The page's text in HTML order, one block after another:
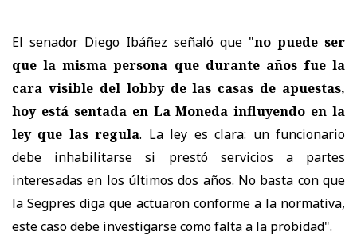
El senador Diego Ibáñez señaló que "no puede ser
que la misma persona que durante años fue la
cara visible del lobby de las casas de apuestas,
hoy está sentada en La Moneda influyendo en la
ley que las regula. La ley es clara: un funcionario
debe inhabilitarse si prestó servicios a partes
interesadas en los últimos dos años. No basta con que
la Segpres diga que actuaron conforme a la normativa,
este caso debe investigarse como falta a la probidad".